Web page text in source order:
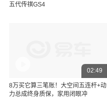
五代传祺GS4
02:49
8万买它算三笔账！大空间五连杆+动
力总成终身质保，家用闭眼冲